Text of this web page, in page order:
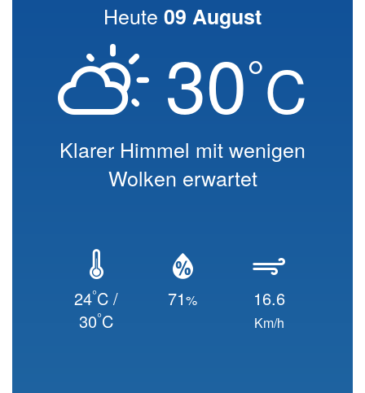
Heute 09 August
30°C
Klarer Himmel mit wenigen
Wolken erwartet
24°C /
30°C
71% 16.6
Km/h